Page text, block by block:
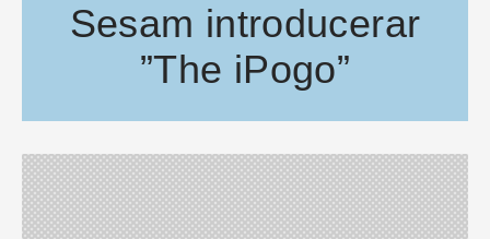
Sesam introducerar
”The iPogo”
Tänker barnprogrammet Sesam börja konkurrera med